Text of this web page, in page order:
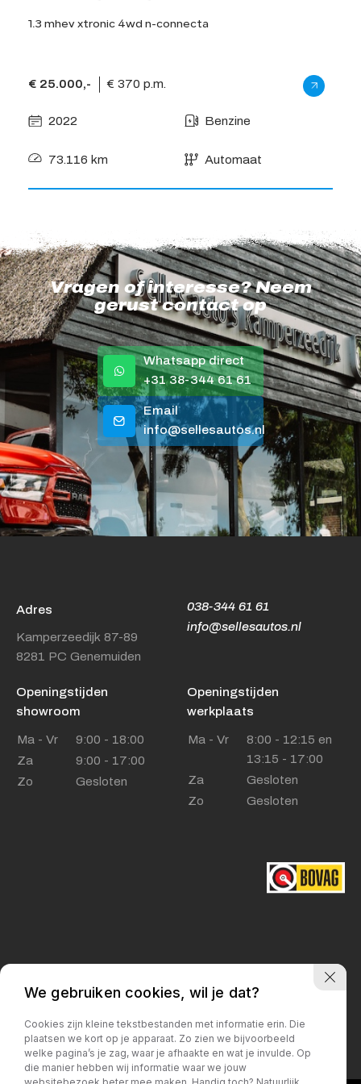
1.3 mhev xtronic 4wd n-connecta
€ 25.000,- € 370 p.m.
2022 Benzine
73.116 km Automaat
Vragen of interesse? Neem
gerust contact op
Whatsapp direct
+31 38-344 61 61
Email
info@sellesautos.nl
038-344 61 61
info@sellesautos.nl
Adres
Kamperzeedijk 87-89
8281 PC Genemuiden
Openingstijden
showroom
Ma - Vr
9:00 - 18:00
Za
9:00 - 17:00
Zo
Gesloten
Openingstijden
werkplaats
Ma - Vr
8:00 - 12:15 en
13:15 - 17:00
Za
Gesloten
Zo
Gesloten
We gebruiken cookies, wil je dat?
Cookies zijn kleine tekstbestanden met informatie erin. Die
plaatsen we kort op je apparaat. Zo zien we bijvoorbeeld
welke pagina’s je zag, waar je afhaakte en wat je invulde. Op
die manier hebben wij informatie waar we jouw